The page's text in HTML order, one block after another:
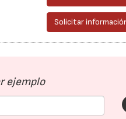
Solicitar
ejemplo